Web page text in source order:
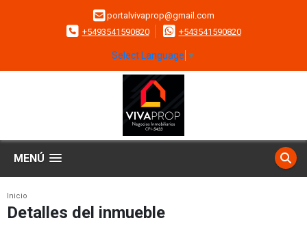
portalvivaprop@gmail.com
+5493541590820
+543541590820
Select Language ▼
MENÚ
Inicio
Detalles del inmueble